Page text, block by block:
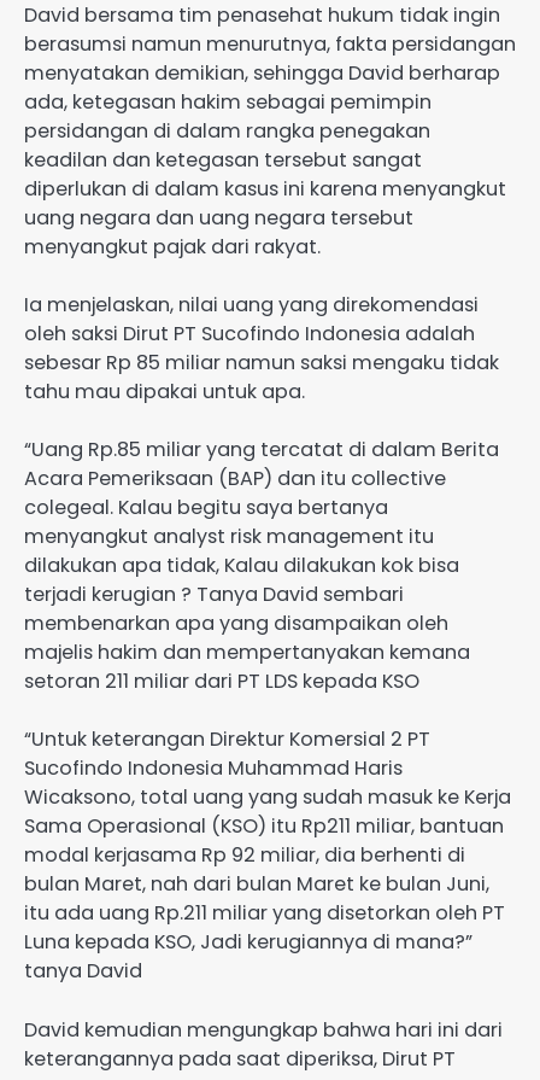
David bersama tim penasehat hukum tidak ingin
berasumsi namun menurutnya, fakta persidangan
menyatakan demikian, sehingga David berharap
ada, ketegasan hakim sebagai pemimpin
persidangan di dalam rangka penegakan
keadilan dan ketegasan tersebut sangat
diperlukan di dalam kasus ini karena menyangkut
uang negara dan uang negara tersebut
menyangkut pajak dari rakyat.
Ia menjelaskan, nilai uang yang direkomendasi
oleh saksi Dirut PT Sucofindo Indonesia adalah
sebesar Rp 85 miliar namun saksi mengaku tidak
tahu mau dipakai untuk apa.
“Uang Rp.85 miliar yang tercatat di dalam Berita
Acara Pemeriksaan (BAP) dan itu collective
colegeal. Kalau begitu saya bertanya
menyangkut analyst risk management itu
dilakukan apa tidak, Kalau dilakukan kok bisa
terjadi kerugian ? Tanya David sembari
membenarkan apa yang disampaikan oleh
majelis hakim dan mempertanyakan kemana
setoran 211 miliar dari PT LDS kepada KSO
“Untuk keterangan Direktur Komersial 2 PT
Sucofindo Indonesia Muhammad Haris
Wicaksono, total uang yang sudah masuk ke Kerja
Sama Operasional (KSO) itu Rp211 miliar, bantuan
modal kerjasama Rp 92 miliar, dia berhenti di
bulan Maret, nah dari bulan Maret ke bulan Juni,
itu ada uang Rp.211 miliar yang disetorkan oleh PT
Luna kepada KSO, Jadi kerugiannya di mana?”
tanya David
David kemudian mengungkap bahwa hari ini dari
keterangannya pada saat diperiksa, Dirut PT